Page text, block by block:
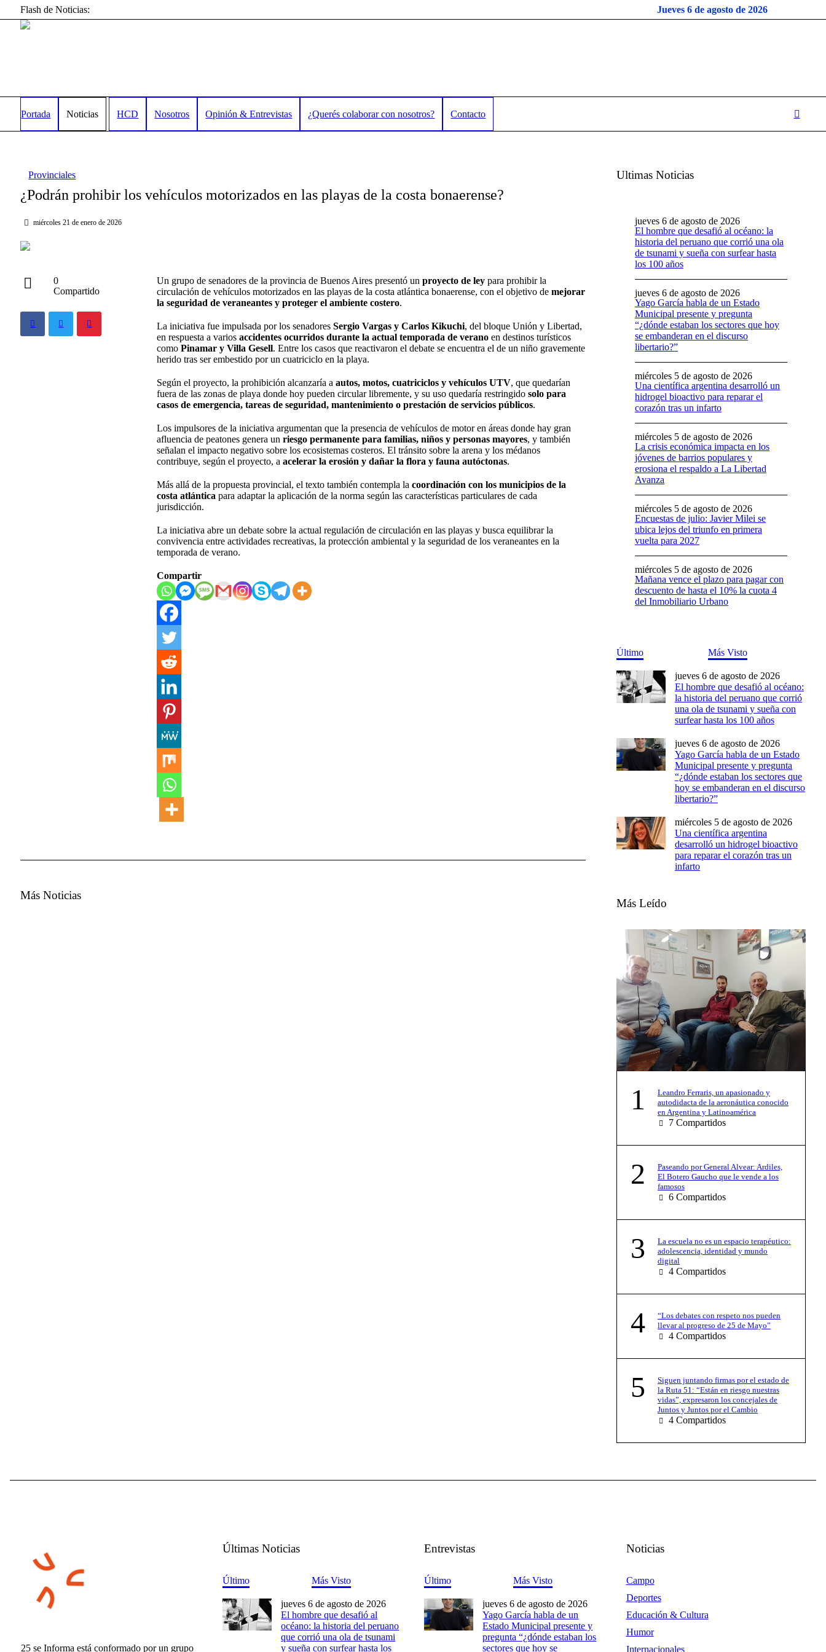
Flash de Noticias: Jueves 6 de agosto de 2026
Portada Noticias HCD Nosotros Opinión & Entrevistas ¿Querés colaborar con nosotros? Contacto
Provinciales
¿Podrán prohibir los vehículos motorizados en las playas de la costa bonaerense?
miércoles 21 de enero de 2026
0
Compartido
Un grupo de senadores de la provincia de Buenos Aires presentó unproyecto de ley para prohibir la
circulación de vehículos motorizados en las playas de la costa atlántica bonaerense, con el objetivo demejorar
la seguridad de veraneantes y proteger el ambiente costero.
La iniciativa fue impulsada por los senadoresSergio Vargas y Carlos Kikuchi, del bloque Unión y Libertad,
en respuesta a variosaccidentes ocurridos durante la actual temporada de verano en destinos turísticos
comoPinamar y Villa Gesell. Entre los casos que reactivaron el debate se encuentra el de un niño gravemente
herido tras ser embestido por un cuatriciclo en la playa.
Según el proyecto, la prohibición alcanzaría aautos, motos, cuatriciclos y vehículos UTV, que quedarían
fuera de las zonas de playa donde hoy pueden circular libremente, y su uso quedaría restringidosolo para
casos de emergencia, tareas de seguridad, mantenimiento o prestación de servicios públicos.
Los impulsores de la iniciativa argumentan que la presencia de vehículos de motor en áreas donde hay gran
afluencia de peatones genera unriesgo permanente para familias, niños y personas mayores, y también
señalan el impacto negativo sobre los ecosistemas costeros. El tránsito sobre la arena y los médanos
contribuye, según el proyecto, aacelerar la erosión y dañar la flora y fauna autóctonas.
Más allá de la propuesta provincial, el texto también contempla lacoordinación con los municipios de la
costa atlántica para adaptar la aplicación de la norma según las características particulares de cada
jurisdicción.
La iniciativa abre un debate sobre la actual regulación de circulación en las playas y busca equilibrar la
convivencia entre actividades recreativas, la protección ambiental y la seguridad de los veraneantes en la
temporada de verano.
Compartir
Más Noticias
Ultimas Noticias
El hombre que desafió al océano: la
historia del peruano que corrió una ola
de tsunami y sueña con surfear hasta
los 100 años
jueves 6 de agosto de 2026
Yago García habla de un Estado
Municipal presente y pregunta
“¿dónde estaban los sectores que hoy
se embanderan en el discurso
libertario?”
jueves 6 de agosto de 2026
Una científica argentina desarrolló un
hidrogel bioactivo para reparar el
corazón tras un infarto
miércoles 5 de agosto de 2026
La crisis económica impacta en los
jóvenes de barrios populares y
erosiona el respaldo a La Libertad
Avanza
miércoles 5 de agosto de 2026
Encuestas de julio: Javier Milei se
ubica lejos del triunfo en primera
vuelta para 2027
miércoles 5 de agosto de 2026
Mañana vence el plazo para pagar con
descuento de hasta el 10% la cuota 4
del Inmobiliario Urbano
miércoles 5 de agosto de 2026
Último Más Visto
jueves 6 de agosto de 2026
El hombre que desafió al océano:
la historia del peruano que corrió
una ola de tsunami y sueña con
surfear hasta los 100 años
jueves 6 de agosto de 2026
Yago García habla de un Estado
Municipal presente y pregunta
“¿dónde estaban los sectores que
hoy se embanderan en el discurso
libertario?”
miércoles 5 de agosto de 2026
Una científica argentina
desarrolló un hidrogel bioactivo
para reparar el corazón tras un
infarto
Más Leído
1
Leandro Ferraris, un apasionado y
autodidacta de la aeronáutica conocido
en Argentina y Latinoamérica
7 Compartidos
2
Paseando por General Alvear: Ardiles,
El Botero Gaucho que le vende a los
famosos
6 Compartidos
3
La escuela no es un espacio terapéutico:
adolescencia, identidad y mundo
digital
4 Compartidos
4
“Los debates con respeto nos pueden
llevar al progreso de 25 de Mayo”
4 Compartidos
5
Siguen juntando firmas por el estado de
la Ruta 51: “Están en riesgo nuestras
vidas”, expresaron los concejales de
Juntos y Juntos por el Cambio
4 Compartidos
25 se Informa está conformado por un grupo
Últimas Noticias
Último Más Visto
jueves 6 de agosto de 2026
El hombre que desafió al
océano: la historia del peruano
que corrió una ola de tsunami
y sueña con surfear hasta los
Entrevistas
Último Más Visto
jueves 6 de agosto de 2026
Yago García habla de un
Estado Municipal presente y
pregunta “¿dónde estaban los
sectores que hoy se
Noticias
Campo
Deportes
Educación & Cultura
Humor
Internacionales